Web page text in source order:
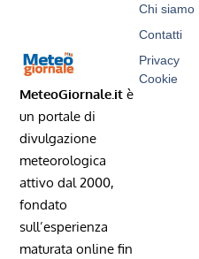
MeteoGiornale.it è
un portale di
divulgazione
meteorologica
attivo dal 2000,
fondato
sull’esperienza
maturata online fin
Chi siamo
Contatti
Privacy
Cookie